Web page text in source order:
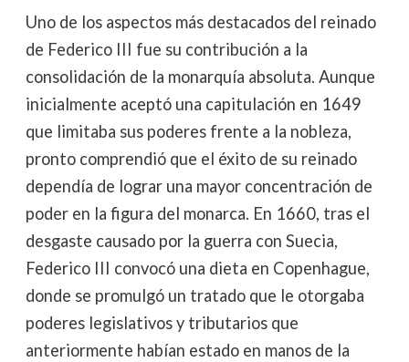
Uno de los aspectos más destacados del reinado
de Federico III fue su contribución a la
consolidación de la monarquía absoluta. Aunque
inicialmente aceptó una capitulación en 1649
que limitaba sus poderes frente a la nobleza,
pronto comprendió que el éxito de su reinado
dependía de lograr una mayor concentración de
poder en la figura del monarca. En 1660, tras el
desgaste causado por la guerra con Suecia,
Federico III convocó una dieta en Copenhague,
donde se promulgó un tratado que le otorgaba
poderes legislativos y tributarios que
anteriormente habían estado en manos de la